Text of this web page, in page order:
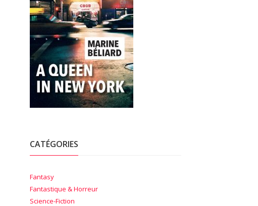
CATÉGORIES
Fantasy
Fantastique & Horreur
Science-Fiction